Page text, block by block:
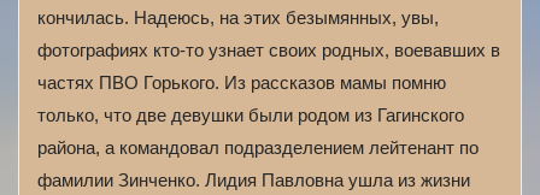
кончилась. Надеюсь, на этих безымянных, увы,
фотографиях кто-то узнает своих родных, воевавших в
частях ПВО Горького. Из рассказов мамы помню
только, что две девушки были родом из Гагинского
района, а командовал подразделением лейтенант по
фамилии Зинченко. Лидия Павловна ушла из жизни